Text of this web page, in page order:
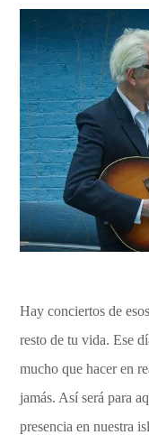
Hay conciertos de
resto de tu vida. Ese
mucho que hacer en
jamás. Así será para
presencia en nuestra